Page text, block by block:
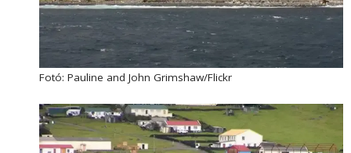
Fotó: Pauline and John Grimshaw/Flickr